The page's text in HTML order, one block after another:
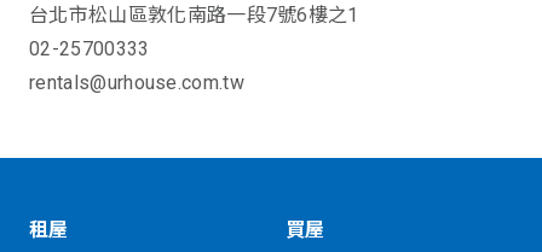
台北市松山區敦化南路一段7號6樓之1
02-25700333
rentals@urhouse.com.tw
租屋 買屋